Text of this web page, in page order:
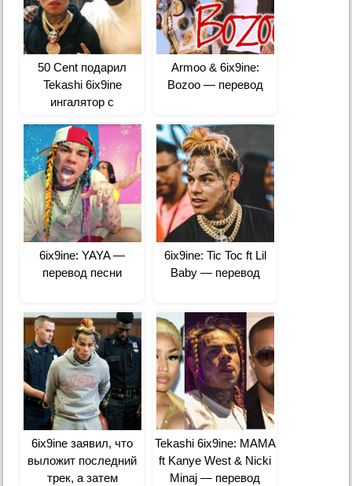
50 Cent подарил
Tekashi 6ix9ine
ингалятор с
Armoo & 6ix9ine:
Bozoo — перевод
6ix9ine: YAYA —
перевод песни
6ix9ine: Tic Toc ft Lil
Baby — перевод
6ix9ine заявил, что
выложит последний
трек, а затем
Tekashi 6ix9ine: MAMA
ft Kanye West & Nicki
Minaj — перевод